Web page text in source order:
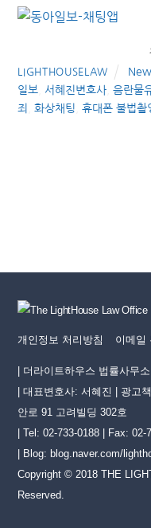
LIGHTHOUSELAW
일보
서혜진변호사 ,음란물
죄
,화상채팅 ,휴대폰 불법촬
개인정보 처리방침 이메일
| 더라이트하우스 법률사무
| 대표변호사: 서혜진 | 광고
안로 91 고려빌딩 302호
| Tel: 02-733-0188 | Fax:
| Blog: blog.naver.com/
Copyright © 2018 THE
Reserved.